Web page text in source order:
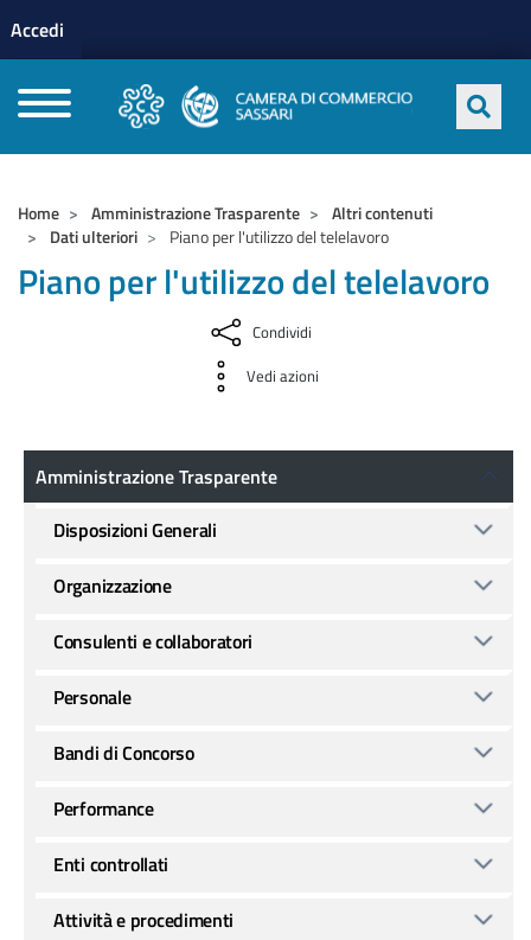
profilo utente
Accedi
Home Amministrazione Trasparente
Altri contenuti
Dati ulteriori
Piano per l'utilizzo del telelavoro
Piano per l'utilizzo del telelavoro
Condividi
Vedi azioni
Amministrazione Trasparente
Amministrazione Trasparente
Disposizioni Generali
Organizzazione
Consulenti e collaboratori
Personale
Bandi di Concorso
Performance
Enti controllati
Attività e procedimenti